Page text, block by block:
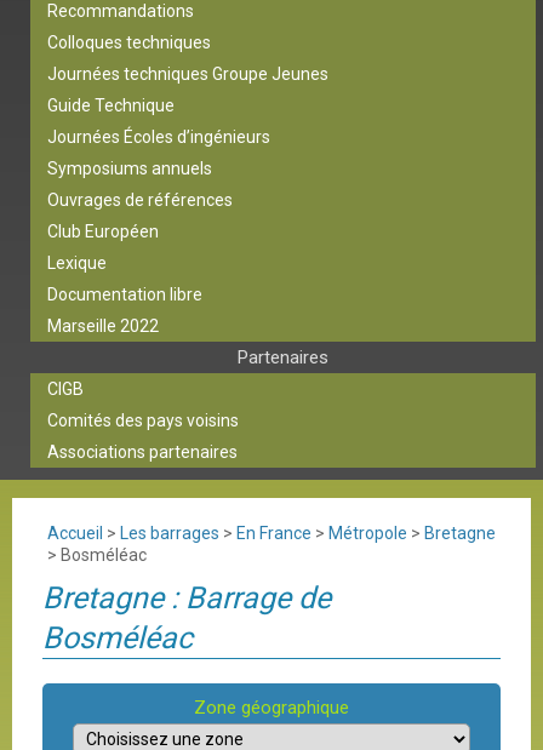
Recommandations
Colloques techniques
Journées techniques Groupe Jeunes
Guide Technique
Journées Écoles d’ingénieurs
Symposiums annuels
Ouvrages de références
Club Européen
Lexique
Documentation libre
Marseille 2022
Partenaires
CIGB
Comités des pays voisins
Associations partenaires
Accueil > Les barrages > En France > Métropole > Bretagne
> Bosméléac
Bretagne : Barrage de
Bosméléac
Zone géographique